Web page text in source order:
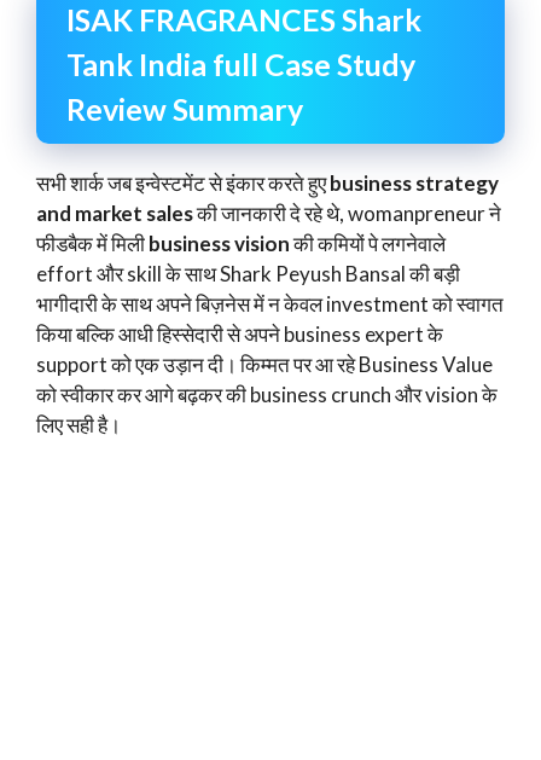
ISAK FRAGRANCES Shark
Tank India full Case Study
Review Summary
सभी शार्क जब इन्वेस्टमेंट से इंकार करते हुएbusiness strategy
and market salesकी जानकारी दे रहे थे, womanpreneur ने
फीडबैक में मिलीbusiness visionकी कमियों पे लगनेवाले
effort और skill के साथ Shark Peyush Bansal की बड़ी
भागीदारी के साथ अपने बिज़नेस में न केवल investment को स्वागत
किया बल्कि आधी हिस्सेदारी से अपने business expert के
support को एक उड़ान दी। किम्मत पर आ रहे Business Value
को स्वीकार कर आगे बढ़कर की business crunch और vision के
लिए सही है।